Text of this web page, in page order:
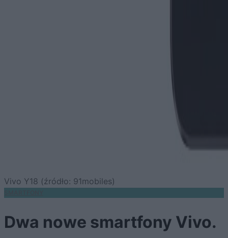
Vivo Y18 (źródło: 91mobiles)
Dwa nowe smartfony Vivo.